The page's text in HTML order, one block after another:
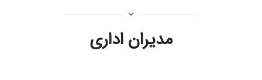
مدیران اداری